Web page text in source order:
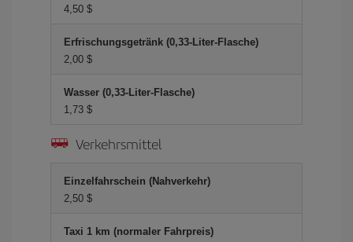
4,50 $
Erfrischungsgetränk (0,33-Liter-Flasche)
2,00 $
Wasser (0,33-Liter-Flasche)
1,73 $
Verkehrsmittel
Einzelfahrschein (Nahverkehr)
2,50 $
Taxi 1 km (normaler Fahrpreis)